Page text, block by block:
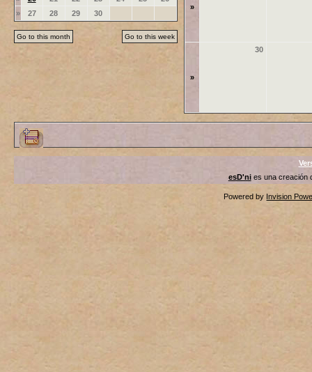
»
27 28 29 30
Go to this month Go to this week
»
»
30
esD'nies una creación
Powered by Invision